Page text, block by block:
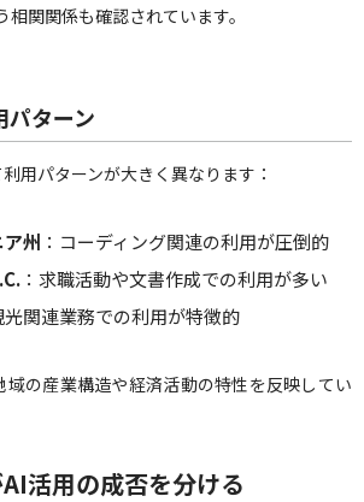
関関係も確認されています。
パターン
用パターンが大きく異なります：
州 ：コーディング関連の利用が圧倒的
：求職活動や文書作成での利用が多い
光関連業務での利用が特徴的
域の産業構造や経済活動の特性を反映してい
活用の成否を分ける